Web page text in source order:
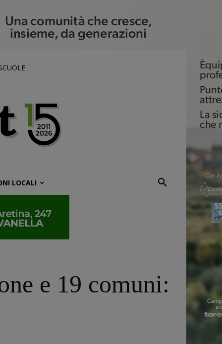
LOCALI
e 19 comuni: